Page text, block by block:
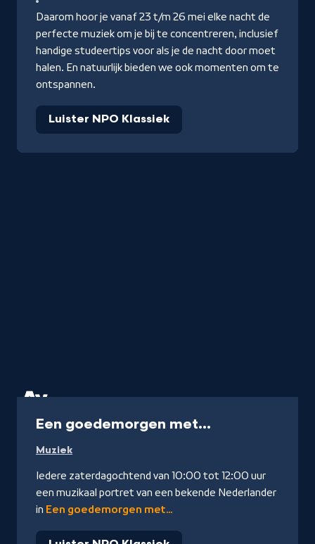
Daarom hoor je vanaf 23 t/m 26 mei elke nacht de
perfecte muziek om je bij te concentreren, inclusief
handige studeertips voor als je de nacht door moet
halen. En natuurlijk bieden we ook momenten om te
ontspannen.
Luister NPO Klassiek
Een goedemorgen met...
Muziek
Iedere zaterdagochtend van 10:00 tot 12:00 uur
een muzikaal portret van een bekende Nederlander
in Een goedemorgen met...